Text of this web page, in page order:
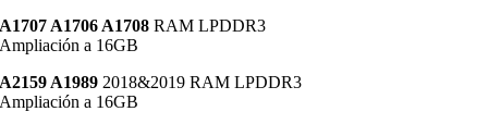
A1707 A1706 A1708RAM LPDDR3
Ampliación a 16GB
A2159 A1989 2018&2019 RAM LPDDR3
Ampliación a 16GB